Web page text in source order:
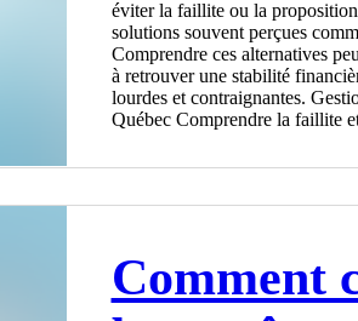
éviter la faillite ou la
solutions souvent perçues
Comprendre ces alternatives
à retrouver une stabilité
lourdes et contraignantes.
Québec Comprendre la faillite
Comment